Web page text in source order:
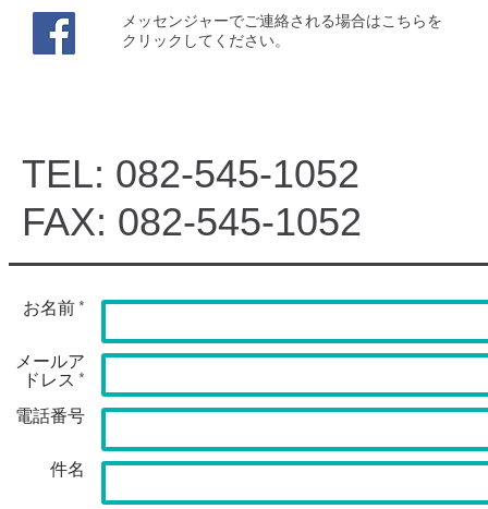
​メッセンジャーでご連絡される場合はこちらを
クリックしてください。
TEL: 082-545-1052
FAX: 082-545-1052
お名前 *
メールア
ドレス *
電話番号
件名